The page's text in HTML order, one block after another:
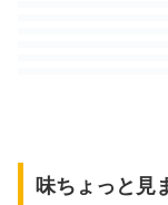
味ちょっと見